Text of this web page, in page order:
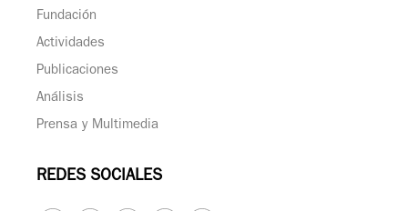
Fundación
Actividades
Publicaciones
Análisis
Prensa y Multimedia
REDES SOCIALES